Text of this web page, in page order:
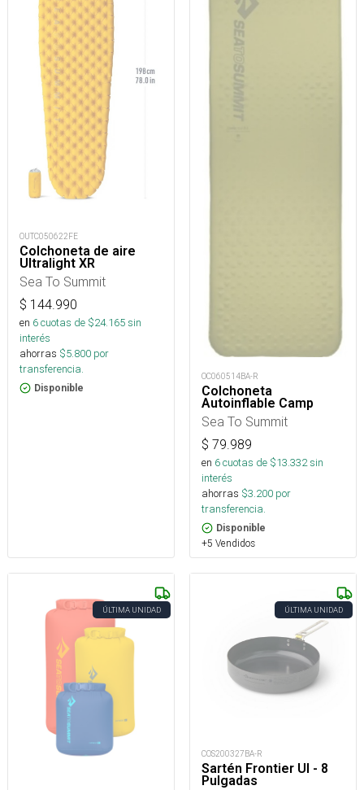
OUTC050622FE
Colchoneta de aire
Ultralight XR
Sea To Summit
$ 144.990
en 6cuotas de $24.165sin
interés
ahorras $5.800 por
transferencia.
Disponible
OC060514BA-R
Colchoneta
Autoinflable Camp
Sea To Summit
$ 79.989
en 6cuotas de $13.332sin
interés
ahorras $3.200 por
transferencia.
Disponible
+5 Vendidos
ÚLTIMA UNIDAD ÚLTIMA UNIDAD
COS200327BA-R
Sartén Frontier Ul - 8
Pulgadas